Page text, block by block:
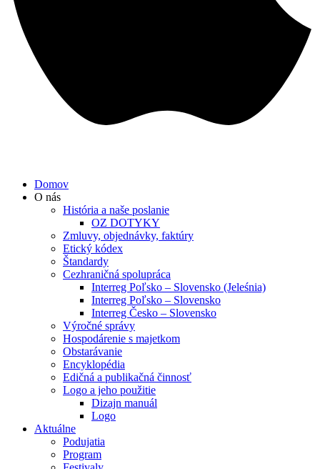
Domov
O nás
História a naše poslanie
OZ DOTYKY
Zmluvy, objednávky, faktúry
Etický kódex
Štandardy
Cezhraničná spolupráca
Interreg Poľsko – Slovensko (Jeleśnia)
Interreg Poľsko – Slovensko
Interreg Česko – Slovensko
Výročné správy
Hospodárenie s majetkom
Obstarávanie
Encyklopédia
Edičná a publikačná činnosť
Logo a jeho použitie
Dizajn manuál
Logo
Aktuálne
Podujatia
Program